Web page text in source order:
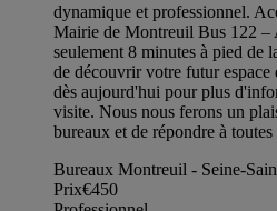
dynamique et professionnel.
Mairie de Montreuil Bus 122
seulement 8 minutes à pied
de découvrir votre futur
dès aujourd'hui pour plus
visite. Nous nous ferons un
bureaux et de répondre à
Bureaux Montreuil - Seine-
Prix€450